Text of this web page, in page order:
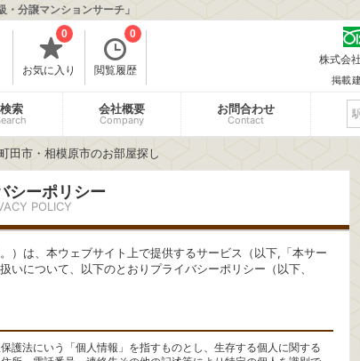
分譲マンションサーチ」
お気に入り
0
閲覧履歴
0
株式会
掲載
索 会社概要
Company
お問合わせ
Contact
田市・相模原市のお部屋探し
シーポリシー
POLICY
）は、本ウェブサイト上で提供するサービス（以下,「本サー
について、以下のとおりプライバシーポリシー（以下、
護法にいう「個人情報」を指すものとし、生存する個人に関する